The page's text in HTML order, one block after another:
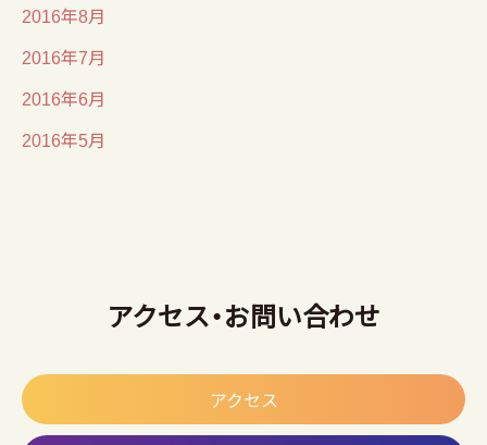
2016年8月
2016年7月
2016年6月
2016年5月
アクセス・お問い合わせ
アクセス